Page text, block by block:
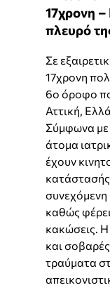
17χρονη
πλευρό
Σε
17χρονη
6ο όροφο
Αττική,
Σύμφωνα με
άτομα
έχουν
κατάστασής
συνεχόμενη
καθώς
κακώσεις.
και
τραύματα